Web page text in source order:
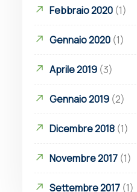
Febbraio 2020 (1)
Gennaio 2020 (1)
Aprile 2019 (3)
Gennaio 2019 (2)
Dicembre 2018 (1)
Novembre 2017 (1)
Settembre 2017 (1)